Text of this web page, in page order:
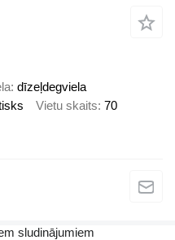
dīzeļdegviela
Vietu skaits 70
sludinājumiem